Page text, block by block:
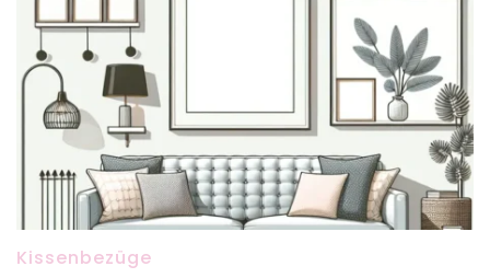
Kissenbezüge